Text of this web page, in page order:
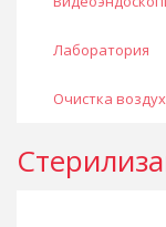
Лаборатория
Очистка